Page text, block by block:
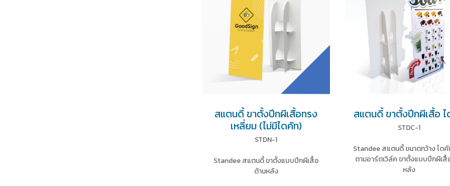
สแตนดี้ ขาตั้งปีกผีเสื้อทรง
เหลี่ยม (ไม่มีไดคัท)
STDN-1
Standee สแตนดี้ ขาตั้งแบบปีกผีเสื้อ
ด้านหลัง
สแตนดี้ ขาตั้งปีกผีเสื้อ
STDC-1
Standee สแตนดี้ ขนาดกว้าง ได
ตามอาร์ตเวิล์ค ขาตั้งแบบปีกผีเสื้
หลัง